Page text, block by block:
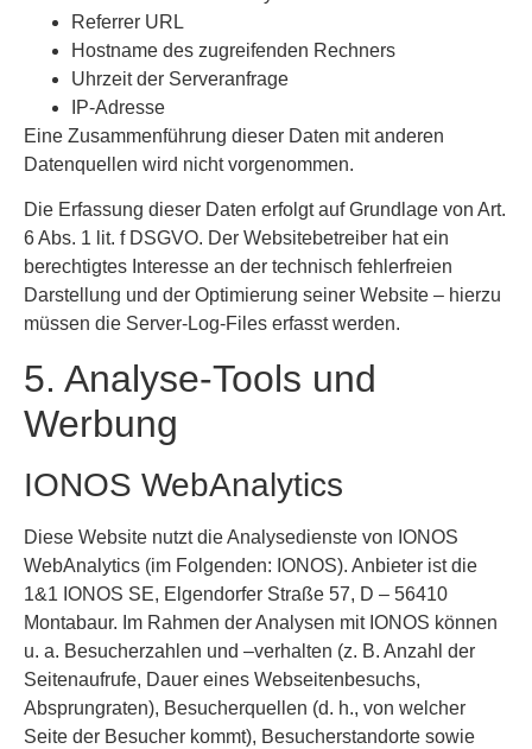
Referrer URL
Hostname des zugreifenden Rechners
Uhrzeit der Serveranfrage
IP-Adresse
Eine Zusammenführung dieser Daten mit anderen
Datenquellen wird nicht vorgenommen.
Die Erfassung dieser Daten erfolgt auf Grundlage von Art.
6 Abs. 1 lit. f DSGVO. Der Websitebetreiber hat ein
berechtigtes Interesse an der technisch fehlerfreien
Darstellung und der Optimierung seiner Website – hierzu
müssen die Server-Log-Files erfasst werden.
5. Analyse-Tools und
Werbung
IONOS WebAnalytics
Diese Website nutzt die Analysedienste von IONOS
WebAnalytics (im Folgenden: IONOS). Anbieter ist die
1&1 IONOS SE, Elgendorfer Straße 57, D – 56410
Montabaur. Im Rahmen der Analysen mit IONOS können
u. a. Besucherzahlen und –verhalten (z. B. Anzahl der
Seitenaufrufe, Dauer eines Webseitenbesuchs,
Absprungraten), Besucherquellen (d. h., von welcher
Seite der Besucher kommt), Besucherstandorte sowie